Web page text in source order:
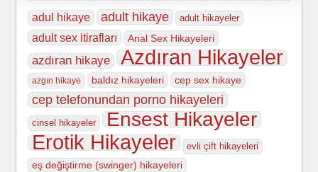
adul hikaye adult hikaye adult hikayeler
adult sex itirafları Anal Sex Hikayeleri
azdıran hikaye Azdıran Hikayeler
azgın hikaye baldız hikayeleri cep sex hikaye
cep telefonundan porno hikayeleri
cinsel hikayeler
Ensest Hikayeler
Erotik Hikayeler
evli çift hikayeleri
eş değiştirme (swinger) hikayeleri